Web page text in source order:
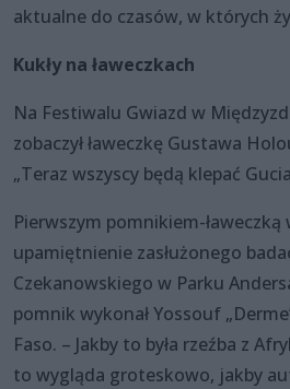
aktualne do czasów, w których
Kukły na ławeczkach
Na Festiwalu Gwiazd w
zobaczył ławeczkę Gustawa
„Teraz wszyscy będą klepać
Pierwszym pomnikiem-ławeczką
upamiętnienie zasłużonego
Czekanowskiego w Parku
pomnik wykonał Yossouf
Faso. – Jakby to była rzeźba z
to wygląda groteskowo, jakby